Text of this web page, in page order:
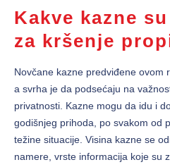
Kakve kazne
za kršenje
Novčane kazne predviđene ovom
a svrha je da podsećaju na
privatnosti. Kazne mogu da idu i
godišnjeg prihoda, po svakom od
težine situacije. Visina kazne se
namere, vrste informacija koje su